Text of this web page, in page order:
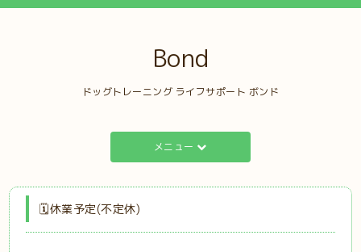
Bond
ドッグトレーニング ライフサポート ボンド
メニュー
🗓️休業予定(不定休)